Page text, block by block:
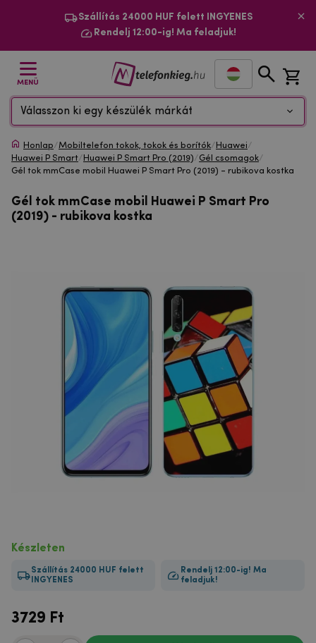
Szállítás 24000 HUF felett INGYENES
Rendelj 12:00-ig! Ma feladjuk!
MENÜ
Válasszon ki egy készülék márkát
Honlap/Mobiltelefon tokok, tokok és borítók/ Huawei/
Huawei P Smart/ Huawei P Smart Pro (2019)/Gél csomagok/
Gél tok mmCase mobil Huawei P Smart Pro (2019) - rubikova kostka
Gél tok mmCase mobil Huawei P Smart Pro
(2019) - rubikova kostka
Készleten
Szállítás 24000 HUF felett
INGYENES
Rendelj 12:00-ig! Ma
feladjuk!
3729 Ft